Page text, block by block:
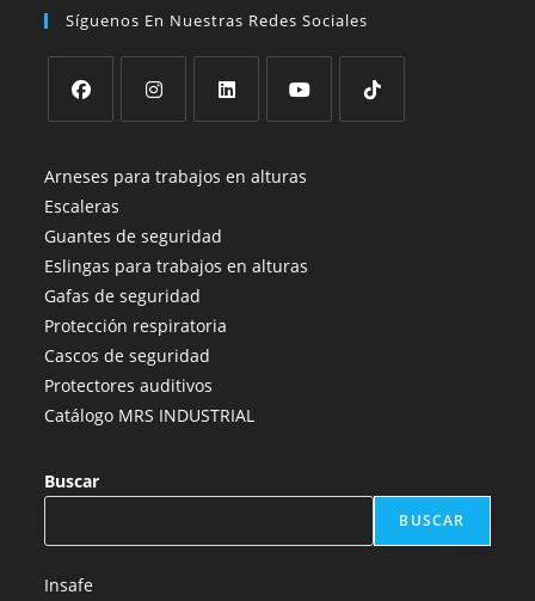
Síguenos En Nuestras Redes Sociales
Arneses para trabajos en alturas
Escaleras
Guantes de seguridad
Eslingas para trabajos en alturas
Gafas de seguridad
Protección respiratoria
Cascos de seguridad
Protectores auditivos
Catálogo MRS INDUSTRIAL
Buscar
BUSCAR
Insafe